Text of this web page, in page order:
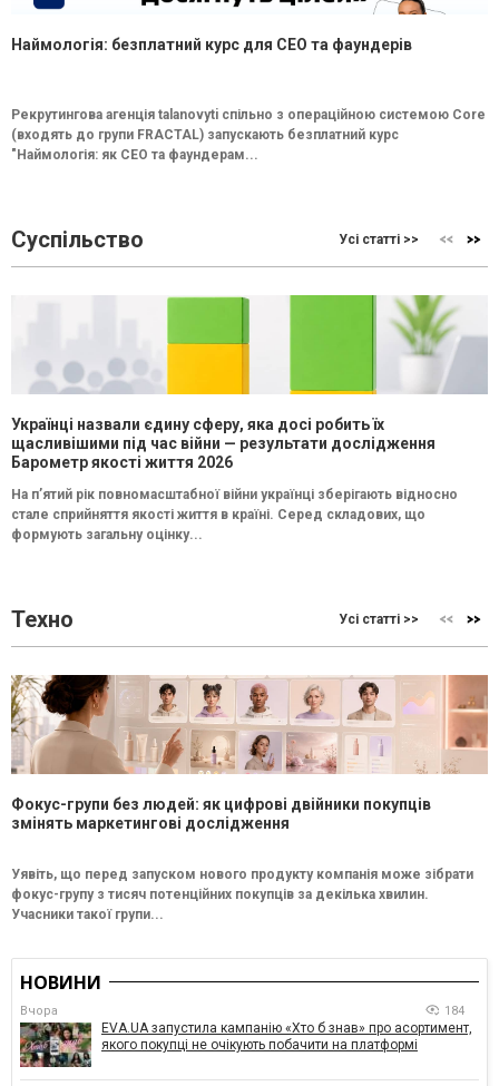
Наймологія: безплатний курс для CEO та фаундерів
Рекрутингова агенція talanovyti спільно з операційною системою Core
(входять до групи FRACTAL) запускають безплатний курс
"Наймологія: як СEO та фаундерам...
Суспільство Усі статті >>
Українці назвали єдину сферу, яка досі робить їх
щасливішими під час війни — результати дослідження
Барометр якості життя 2026
На п’ятий рік повномасштабної війни українці зберігають відносно
стале сприйняття якості життя в країні. Серед складових, що
формують загальну оцінку...
Техно Усі статті >>
Фокус-групи без людей: як цифрові двійники покупців
змінять маркетингові дослідження
Уявіть, що перед запуском нового продукту компанія може зібрати
фокус-групу з тисяч потенційних покупців за декілька хвилин.
Учасники такої групи...
НОВИНИ
Вчора 184
EVA.UA запустила кампанію «Хто б знав» про асортимент,
якого покупці не очікують побачити на платформі